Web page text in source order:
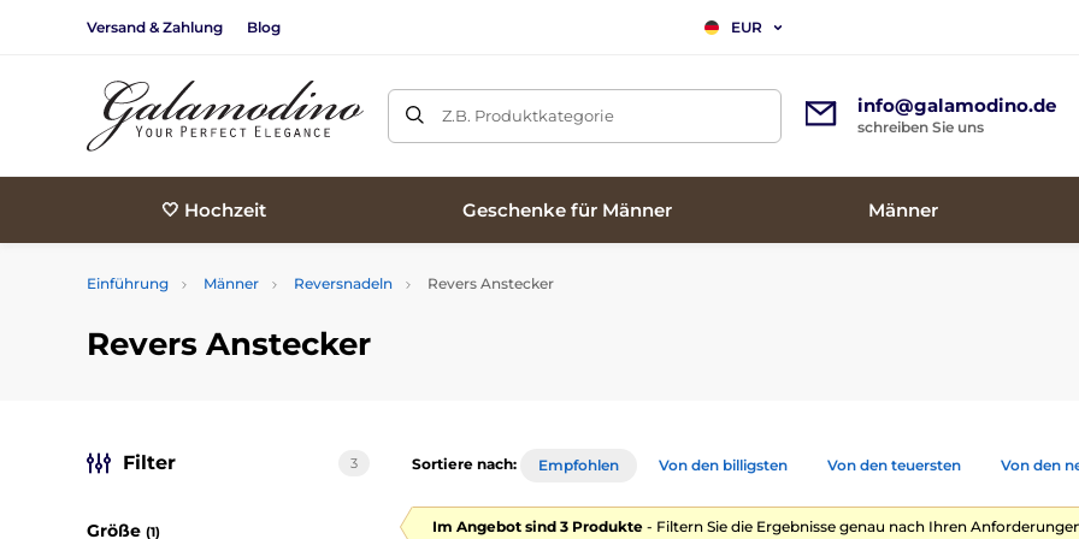
Versand & Zahlung Blog EUR
Z.B. Produktkategorie info@galamodino.de
schreiben Sie uns
🤍 Hochzeit Geschenke für Männer Männer
Einführung Männer Reversnadeln Revers Anstecker
Revers Anstecker
Filter 3
Größe (1)
Sortiere nach: Empfohlen Von den billigsten Von den teuersten Von den
Im Angebot sind 3 Produkte - Filtern Sie die Ergebnisse genau nach Ihren